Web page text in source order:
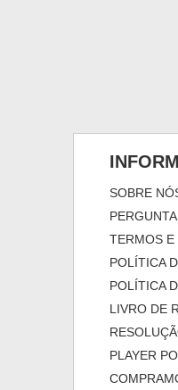
SOBRE
TERMOS E
POLÍTICA
POLÍTICA
LIVRO DE
PLAYER